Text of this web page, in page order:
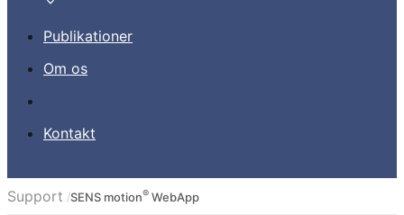
Publikationer
Om os
Kontakt
Support SENS motion® WebApp